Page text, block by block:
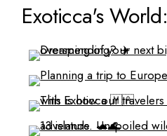
Exoticca's World: